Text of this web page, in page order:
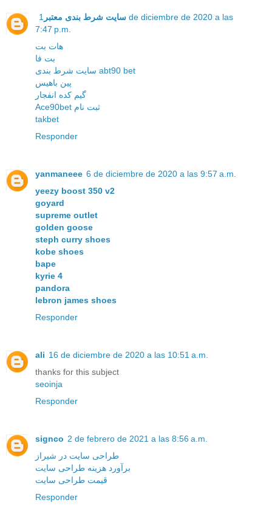
سایت شرط بندی معتبر 1 de diciembre de 2020 a las
7:47 p.m.
هات بت
بت فا
سایت شرط بندی abt90 bet
پین باهیس
گیم کده انفجار
Ace90bet ثبت نام
takbet
Responder
yanmaneee 6 de diciembre de 2020 a las 9:57 a.m.
yeezy boost 350 v2
goyard
supreme outlet
golden goose
steph curry shoes
kobe shoes
bape
kyrie 4
pandora
lebron james shoes
Responder
ali 16 de diciembre de 2020 a las 10:51 a.m.
thanks for this subject
seoinja
Responder
signco 2 de febrero de 2021 a las 8:56 a.m.
طراحی سایت در شیراز
برآورد هزینه طراحی سایت
قیمت طراحی سایت
Responder